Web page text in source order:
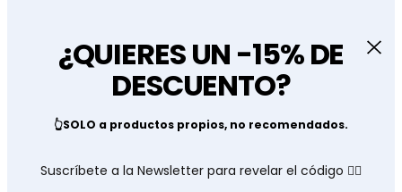
¿QUIERES UN -15% DE
DESCUENTO?
👆SOLO a productos propios, no recomendados.
Suscríbete a la Newsletter para revelar el código 👇🏽